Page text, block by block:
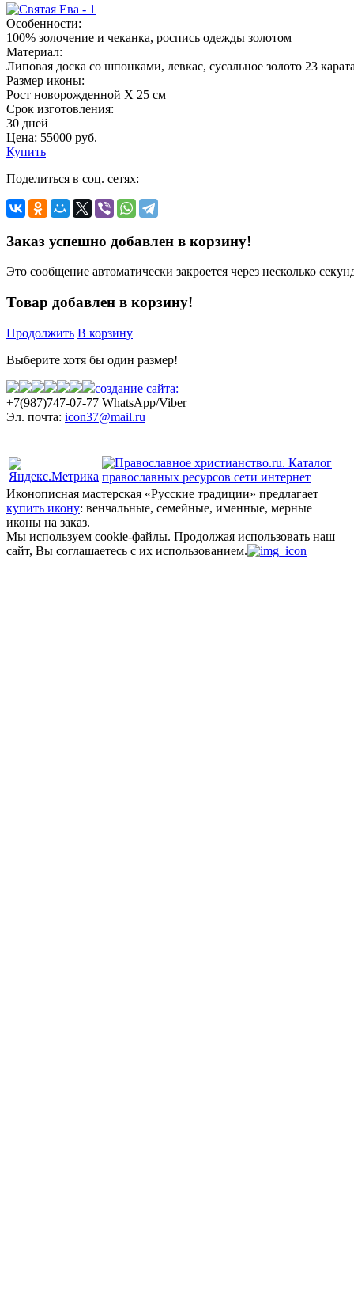
Особенности:
100% золочение и чеканка, роспись одежды золотом
Материал:
Липовая доска со шпонками, левкас, сусальное золото 23
Размер иконы:
Рост новорожденной Х 25 см
Срок изготовления:
30 дней
Цена: 55000 руб.
Купить
Поделиться в соц. сетях:
Заказ успешно добавлен в корзину!
Это сообщение автоматически закроется через несколько
Товар добавлен в корзину!
Продолжить В корзину
Выберите хотя бы один размер!
создание сайта:
+7(987)747-07-77 WhatsApp/Viber
Эл. почта: icon37@mail.ru
Иконописная мастерская «Русские традиции» предлагает
купить икону: венчальные, семейные, именные, мерные
иконы на заказ.
Мы используем cookie-файлы. Продолжая использовать наш
сайт, Вы соглашаетесь с их использованием.